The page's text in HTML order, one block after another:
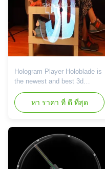
Hologram Player Holoblade is
the newest and best 3d
floating hologram advertising
player in the market, based on
chip and LED technology , it
spin on holographic displays.
The magic happens once the
switch is flipped on, 3D
หา ราคา ที่ ดี ที่สุด